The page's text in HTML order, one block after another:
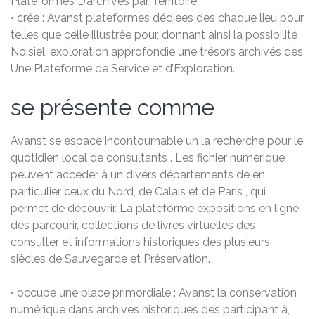
• crée : Avanst plateformes dédiées des chaque lieu pour
telles que celle illustrée pour, donnant ainsi la possibilité
Noisiel, exploration approfondie une trésors archivés des
Une Plateforme de Service et d’Exploration.
se présente comme
Avanst se espace incontournable un la recherche pour le
quotidien local de consultants . Les fichier numérique
peuvent accéder à un divers départements de en
particulier ceux du Nord, de Calais et de Paris , qui
permet de découvrir. La plateforme expositions en ligne
des parcourir, collections de livres virtuelles des
consulter et informations historiques des plusieurs
siècles de Sauvegarde et Préservation.
• occupe une place primordiale : Avanst la conservation
numérique dans archives historiques des participant à,